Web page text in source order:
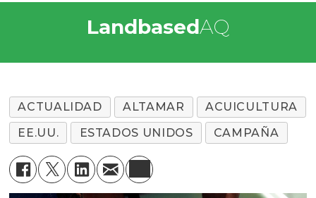
LandbasedAQ
ACTUALIDAD ALTAMAR
ACUICULTURA
EE.UU.
ESTADOS UNIDOS CAMPAÑA